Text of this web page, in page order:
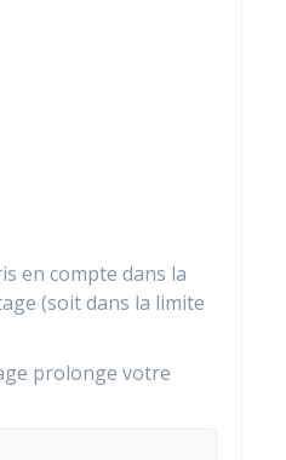
en compte dans la
(soit dans la limite
prolonge votre